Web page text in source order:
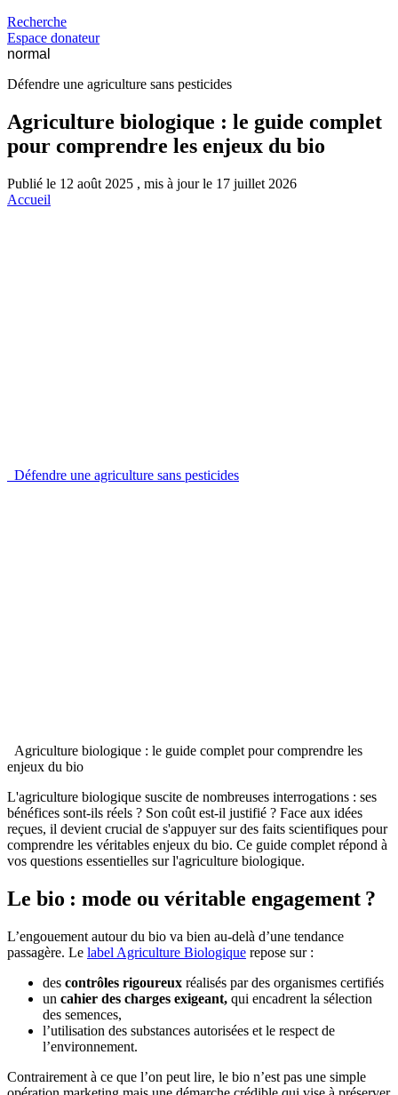
Recherche
Espace donateur
normal
Défendre une agriculture sans pesticides
Agriculture biologique : le guide complet
pour comprendre les enjeux du bio
Publié le 12 août 2025 , mis à jour le 17 juillet 2026
Accueil
Défendre une agriculture sans pesticides
Agriculture biologique : le guide complet pour comprendre les
enjeux du bio
L'agriculture biologique suscite de nombreuses interrogations : ses
bénéfices sont-ils réels ? Son coût est-il justifié ? Face aux idées
reçues, il devient crucial de s'appuyer sur des faits scientifiques pour
comprendre les véritables enjeux du bio. Ce guide complet répond à
vos questions essentielles sur l'agriculture biologique.
Le bio : mode ou véritable engagement ?
L’engouement autour du bio va bien au-delà d’une tendance
passagère. Le label Agriculture Biologique repose sur :
des contrôles rigoureux réalisés par des organismes certifiés
un cahier des charges exigeant, qui encadrent la sélection
des semences,
l’utilisation des substances autorisées et le respect de
l’environnement.
Contrairement à ce que l’on peut lire, le bio n’est pas une simple